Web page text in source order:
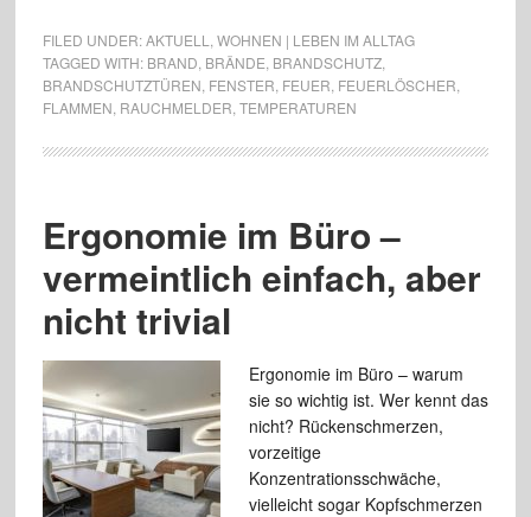
FILED UNDER:AKTUELL
WOHNEN | LEBEN IM ALLTAG
TAGGED WITH: BRAND BRÄNDE BRANDSCHUTZ,
BRANDSCHUTZTÜREN FENSTER FEUER FEUERLÖSCHER
FLAMMEN RAUCHMELDER TEMPERATUREN
Ergonomie im Büro –
vermeintlich einfach, aber
nicht trivial
Ergonomie im Büro – warum
sie so wichtig ist. Wer kennt das
nicht? Rückenschmerzen,
vorzeitige
Konzentrationsschwäche,
vielleicht sogar Kopfschmerzen